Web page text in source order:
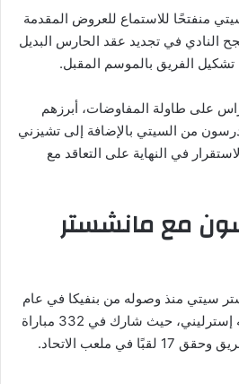
منفتحًا للاستماع للعروض المقدمة
النادي في تجديد عقد الحارس البديل
تشكيل الفريق بالموسم المقبل.
على طاولة المفاوضات، أبرزهم
من السيتي بالإضافة إلى تشيزني
في النهاية على التعاقد مع
مع مانشستر
سيتي منذ وصوله من بنفيكا في عام
2017 مقابل 35 مليون جنيه إسترليني، حيث شارك في 332 مباراة
ملعب الاتحاد.